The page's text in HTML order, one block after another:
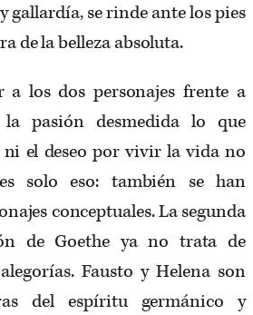
gallardía, se rinde ante los pies
de la belleza absoluta.
a los dos personajes frente a
pasión desmedida lo que
ni el deseo por vivir la vida no
solo eso: también se han
conceptuales. La segunda
de Goethe ya no trata de
Fausto y Helena son
del espíritu germánico y